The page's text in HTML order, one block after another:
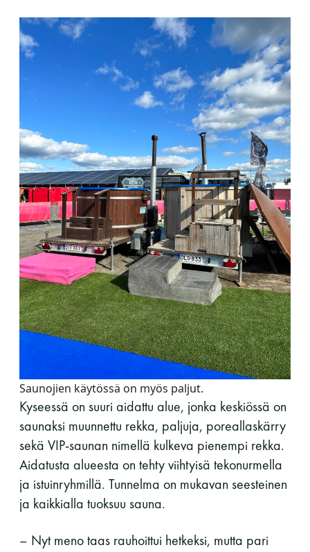
Saunojien käytössä on myös paljut.
Kyseessä on suuri aidattu alue, jonka keskiössä on
saunaksi muunnettu rekka, paljuja, poreallaskärry
sekä VIP-saunan nimellä kulkeva pienempi rekka.
Aidatusta alueesta on tehty viihtyisä tekonurmella
ja istuinryhmillä. Tunnelma on mukavan seesteinen
ja kaikkialla tuoksuu sauna.
– Nyt meno taas rauhoittui hetkeksi, mutta pari